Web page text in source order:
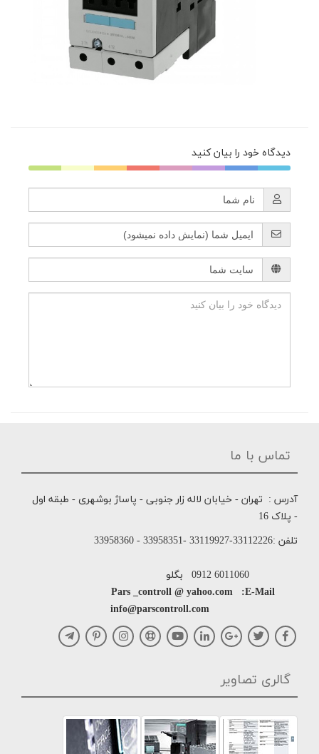
دیدگاه خود را بیان کنید
تماس با ما
آدرس : تهران - خیابان لاله زار جنوبی - پاساژ بوشهری - طبقه اول
- پلاک 16
تلفن :33112226-33119927 -33958351 - 33958360
Pars _controll @ yahoo.com :E-Mail
گالری تصاویر